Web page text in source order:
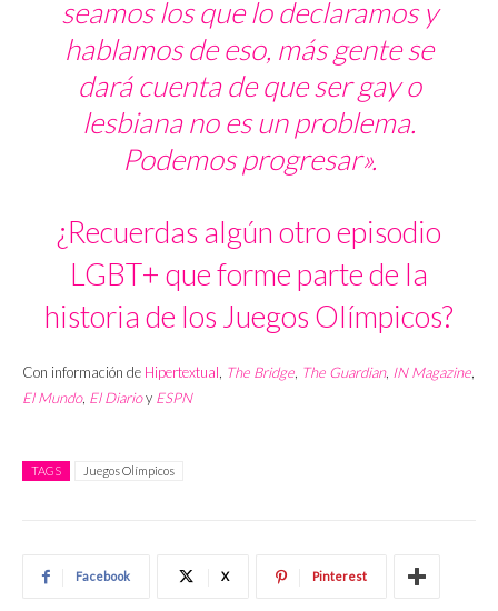
seamos los que lo declaramos y
hablamos de eso, más gente se
dará cuenta de que ser gay o
lesbiana no es un problema.
Podemos progresar».
¿Recuerdas algún otro episodio
LGBT+ que forme parte de la
historia de los Juegos Olímpicos?
Con información de Hipertextual, The Bridge, The Guardian, IN Magazine,
El Mundo, El Diarioy ESPN
TAGS Juegos Olímpicos
Facebook X Pinterest